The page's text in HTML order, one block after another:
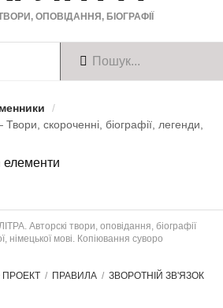
ОПОВІДАННЯ, БІОГРАФІЇ
/
скороченні, біографії, легенди,
Авторскі твори, оповідання, біографії
німецької мові. Копіювання суворо
ПРОЕКТ ПРАВИЛА ЗВОРОТНІЙ ЗВ'ЯЗОК